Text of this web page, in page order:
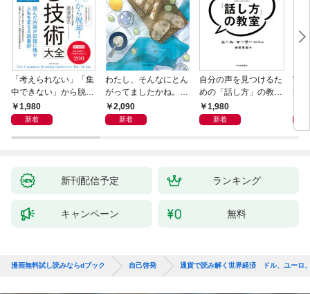
「考えられない」「集
中できない」から脱
却！ AI時代の読む技
術大全
1,980
新着
わたし、そんなにとん
がってましたかね。
獅子座、Ａ型、丙午は
めぐる
2,090
新着
自分の声を見つけるた
めの「話し方」の教
室 Ｏｒａｃｙ（オラ
シー）
1,980
新着
宇
式
新刊配信予定 ランキング
キャンペーン 無料
漫画無料試し読みならdブック 自己啓発 通貨で読み解く世界経済 ドル、ユーロ